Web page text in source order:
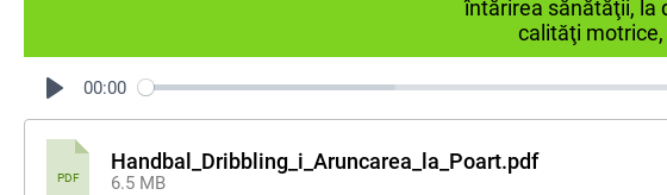
întărirea sănătăţii, la
calităţi
00:00
PDF
Handbal_Dribbling_i_Aruncarea_la_Poart.pdf
6.5 MB